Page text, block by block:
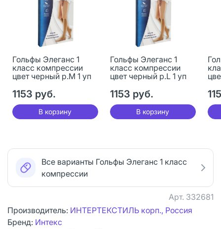
Гольфы Элеганс 1
класс компрессии
цвет черный р.M 1 уп
1153 руб.
В корзину
Гольфы Элеганс 1
класс компрессии
цвет черный р.L 1 уп
1153 руб.
В корзину
Все варианты Гольфы Элеганс 1 класс
компрессии
Арт. 332681
Производитель: ИНТЕРТЕКСТИЛЬ корп., Россия
Бренд: Интекс